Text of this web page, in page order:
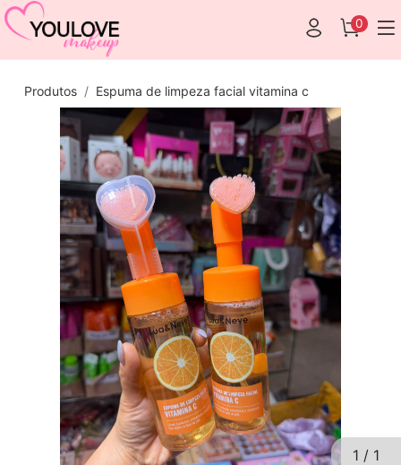
0
Produtos Espuma de limpeza facial vitamina c
1 / 1